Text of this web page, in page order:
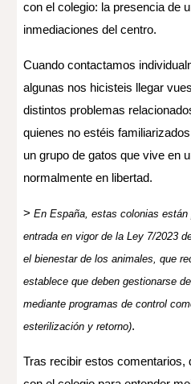
con el colegio: la presencia de
inmediaciones del centro.
Cuando contactamos
algunas nos hicisteis llegar
distintos problemas
quienes no estéis
un grupo de gatos que vive en
normalmente en libertad.
>En España, estas colonias
entrada en vigor de la Ley 7/2023
el bienestar de los animales, que
establece que deben gestionarse
mediante programas de control
esterilización y retorno).
Tras recibir estos comentarios,